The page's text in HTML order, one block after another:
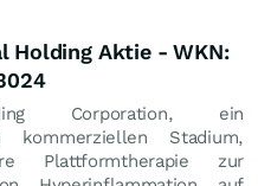
Holding Aktie - WKN:
Corporation, ein
kommerziellen Stadium,
Plattformtherapie zur